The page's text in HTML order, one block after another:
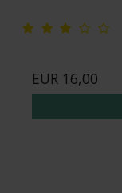
EUR 16,00